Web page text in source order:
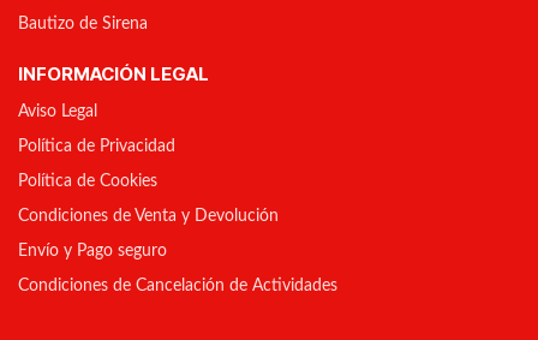
Bautizo de Sirena
INFORMACIÓN LEGAL
Aviso Legal
Política de Privacidad
Política de Cookies
Condiciones de Venta y Devolución
Envío y Pago seguro
Condiciones de Cancelación de Actividades